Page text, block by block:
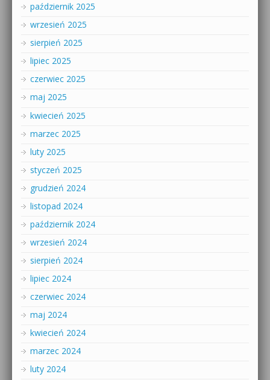
październik 2025
wrzesień 2025
sierpień 2025
lipiec 2025
czerwiec 2025
maj 2025
kwiecień 2025
marzec 2025
luty 2025
styczeń 2025
grudzień 2024
listopad 2024
październik 2024
wrzesień 2024
sierpień 2024
lipiec 2024
czerwiec 2024
maj 2024
kwiecień 2024
marzec 2024
luty 2024